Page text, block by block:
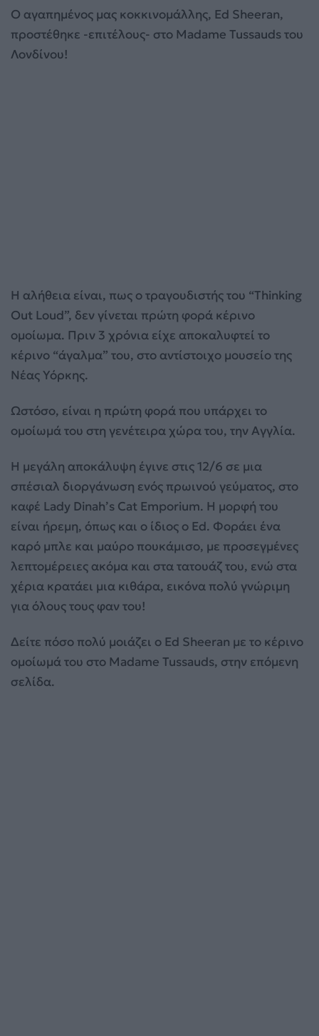
Ο αγαπημένος μας κοκκινομάλλης, Ed Sheeran,
προστέθηκε -επιτέλους- στο Madame Tussauds του
Λονδίνου!
Η αλήθεια είναι, πως ο τραγουδιστής του “Thinking
Out Loud”, δεν γίνεται πρώτη φορά κέρινο
ομοίωμα. Πριν 3 χρόνια είχε αποκαλυφτεί το
κέρινο “άγαλμα” του, στο αντίστοιχο μουσείο της
Νέας Υόρκης.
Ωστόσο, είναι η πρώτη φορά που υπάρχει το
ομοίωμά του στη γενέτειρα χώρα του, την Αγγλία.
Η μεγάλη αποκάλυψη έγινε στις 12/6 σε μια
σπέσιαλ διοργάνωση ενός πρωινού γεύματος, στο
καφέ Lady Dinah’s Cat Emporium. Η μορφή του
είναι ήρεμη, όπως και ο ίδιος ο Ed. Φοράει ένα
καρό μπλε και μαύρο πουκάμισο, με προσεγμένες
λεπτομέρειες ακόμα και στα τατουάζ του, ενώ στα
χέρια κρατάει μια κιθάρα, εικόνα πολύ γνώριμη
για όλους τους φαν του!
Δείτε πόσο πολύ μοιάζει ο Ed Sheeran με το κέρινο
ομοίωμά του στο Madame Tussauds, στην επόμενη
σελίδα.